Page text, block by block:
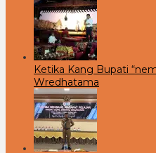
Ketika Kang Bupati
Wredhatama